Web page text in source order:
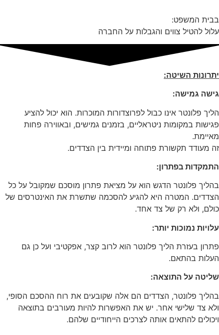
בבית המשפט:
עלול להטיל צווים והגבלות על החברה
יתרונות השיטה:
גישה גמישה:
הליך פלונטר אינו כבול לפרוצדורות המוכרות. הוא יכול להציע
פגישות במקומות ניטראליים, בזמנים גמישים, ובאווירה פחות
מאיימת.
זה מעודד תקשורת פתוחה ומיידית בין הצדדים.
התמקדות בפתרון:
בהליך פלונטר הדגש הוא על מציאת פתרון מוסכם שמקובל על כל
הצדדים. המטרה היא להגיע להסכמה שתשרת את האינטרסים של
כולם, ולא רק של צד אחד.
עלויות נמוכות יותר:
פתרון בעזרת הליך פלונטר הוא לרוב קצר, אפקטיבי ועל כן גם
העלות בהתאם.
שליטה על התוצאה:
בהליך פלונטר, הצדדים הם אלה שקובעים את רוח ההסכם הסופי,
ולא צד שלישי אחר. יש את האפשרות להיות מעורבים בתוצאה
ויכולים להתאים אותה לצרכים הייחודיים שלהם.